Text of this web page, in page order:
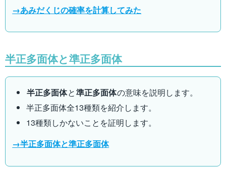
→あみだくじの確率を計算してみた
半正多面体と準正多面体
半正多面体と準正多面体の意味を説明します。
半正多面体全13種類を紹介します。
13種類しかないことを証明します。
→半正多面体と準正多面体